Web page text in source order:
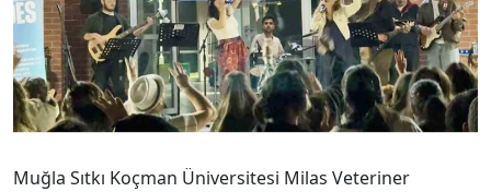
Muğla Sıtkı Koçman Üniversitesi Milas Veteriner